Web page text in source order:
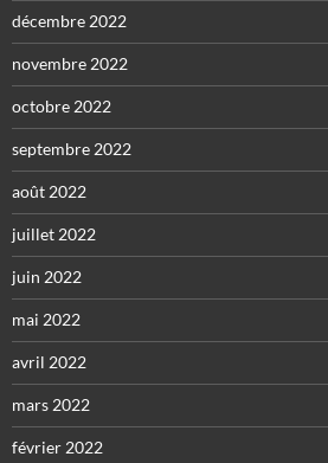
décembre 2022
novembre 2022
octobre 2022
septembre 2022
août 2022
juillet 2022
juin 2022
mai 2022
avril 2022
mars 2022
février 2022